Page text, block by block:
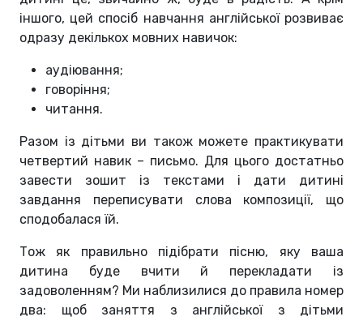
іншого, цей спосіб навчання англійської розвиває
одразу декількох мовних навичок:
аудіювання;
говоріння;
читання.
Разом із дітьми ви також можете практикувати
четвертий навик – письмо. Для цього достатньо
завести зошит із текстами і дати дитині
завдання переписувати слова композиції, що
сподобалася їй.
Тож як правильно підібрати пісню, яку ваша
дитина буде вчити й перекладати із
задоволенням? Ми наблизилися до правила номер
два: щоб заняття з англійської з дітьми